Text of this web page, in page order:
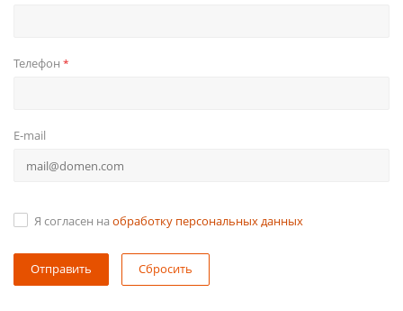
Телефон *
E-mail
Я согласен на обработку персональных данных
Сбросить